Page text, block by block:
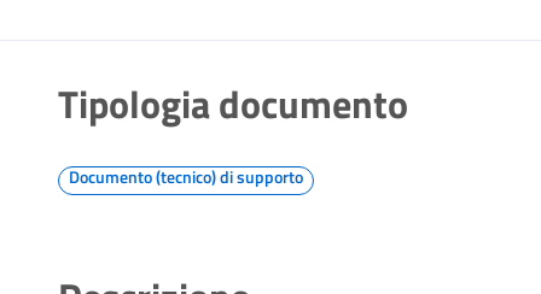
Tipologia documento
Documento (tecnico) di supporto